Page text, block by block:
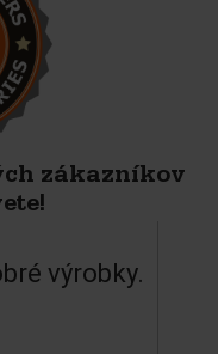
zákazníkov
výrobky.